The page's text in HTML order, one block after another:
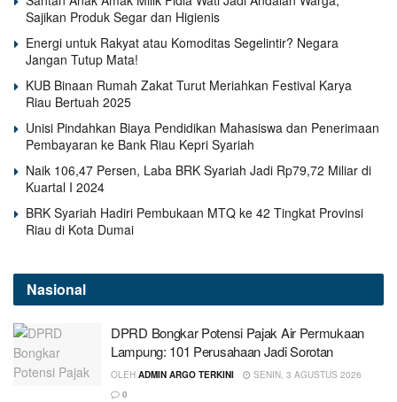
Sajikan Produk Segar dan Higienis
Energi untuk Rakyat atau Komoditas Segelintir? Negara
Jangan Tutup Mata!
KUB Binaan Rumah Zakat Turut Meriahkan Festival Karya
Riau Bertuah 2025
Unisi Pindahkan Biaya Pendidikan Mahasiswa dan Penerimaan
Pembayaran ke Bank Riau Kepri Syariah
Naik 106,47 Persen, Laba BRK Syariah Jadi Rp79,72 Miliar di
Kuartal I 2024
BRK Syariah Hadiri Pembukaan MTQ ke 42 Tingkat Provinsi
Riau di Kota Dumai
Nasional
DPRD Bongkar Potensi Pajak Air Permukaan
Lampung: 101 Perusahaan Jadi Sorotan
OLEH ADMIN ARGO TERKINI
SENIN, 3 AGUSTUS 2026
0